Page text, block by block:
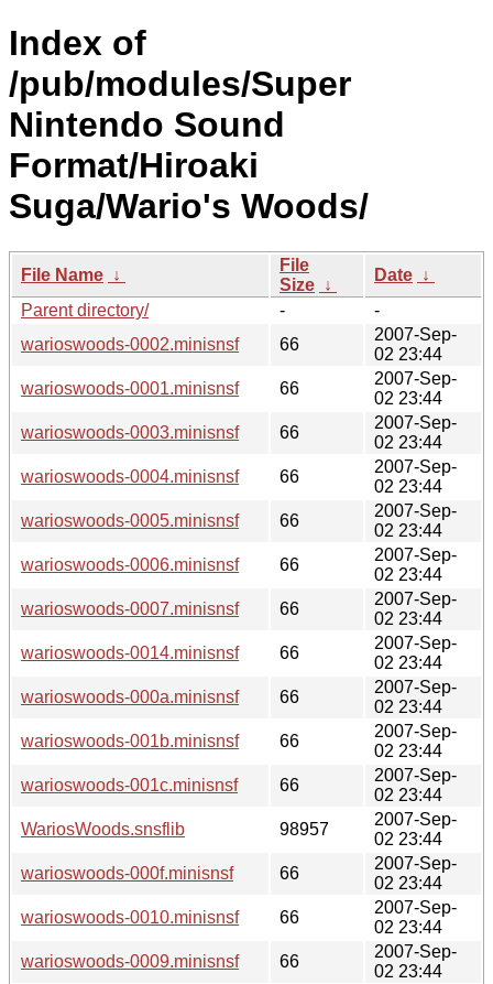
Index of
/pub/modules/Super
Nintendo Sound
Format/Hiroaki
Suga/Wario's Woods/
File Name ↓
File
Size ↓
Date ↓
Parent directory/
-
-
warioswoods-0002.minisnsf
66
2007-Sep-
02 23:44
warioswoods-0001.minisnsf
66
2007-Sep-
02 23:44
warioswoods-0003.minisnsf
66
2007-Sep-
02 23:44
warioswoods-0004.minisnsf
66
2007-Sep-
02 23:44
warioswoods-0005.minisnsf
66
2007-Sep-
02 23:44
warioswoods-0006.minisnsf
66
2007-Sep-
02 23:44
warioswoods-0007.minisnsf
66
2007-Sep-
02 23:44
warioswoods-0014.minisnsf
66
2007-Sep-
02 23:44
warioswoods-000a.minisnsf
66
2007-Sep-
02 23:44
warioswoods-001b.minisnsf
66
2007-Sep-
02 23:44
warioswoods-001c.minisnsf
66
2007-Sep-
02 23:44
WariosWoods.snsflib
98957
2007-Sep-
02 23:44
warioswoods-000f.minisnsf
66
2007-Sep-
02 23:44
warioswoods-0010.minisnsf
66
2007-Sep-
02 23:44
warioswoods-0009.minisnsf
66
2007-Sep-
02 23:44